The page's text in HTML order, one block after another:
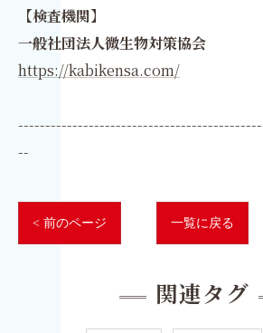
【検査機関】
一般社団法人微生物対策協会
https://kabikensa.com/
--
< 前のページ 一覧に戻る
関連タグ